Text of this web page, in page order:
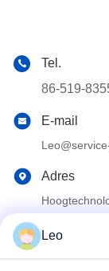
Tel.
86-519-
E-mail
Adres
provincie
Leo